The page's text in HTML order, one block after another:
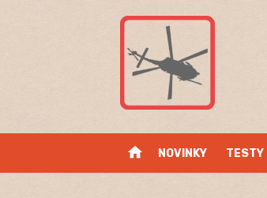
home NOVINKY TESTY